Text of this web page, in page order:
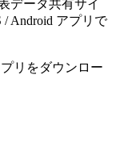
データ共有サイ
Android アプリで
リをダウンロー